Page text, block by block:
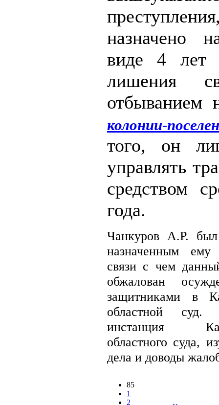
назначено
виде 4 лет
лишения
отбыванием
колонии-
того, он
управлять
средством
года.
Чанкуров А.Р.
назначенным
связи с чем
обжалован
защитниками в
областной суд.
инстанция
областного суда,
дела и доводы
85
1
2